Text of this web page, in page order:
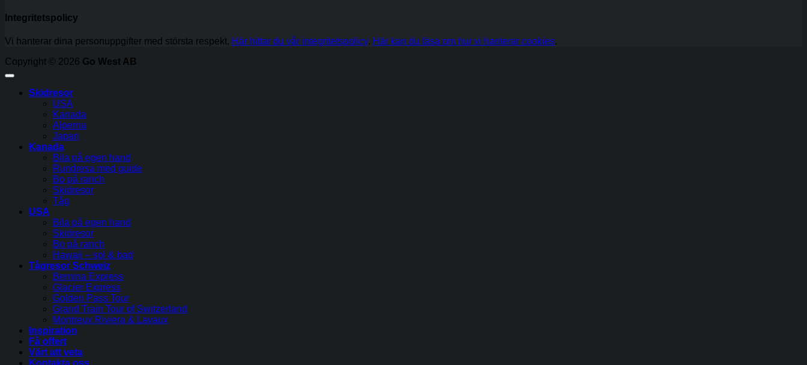
Integritetspolicy
Vi hanterar dina personuppgifter med största respekt. Här hittar du vår integritetspolicy. Här kan du läsa om hur vi hanterar cookies.
Copyright © 2026 Go West AB
Skidresor
USA
Kanada
Alperna
Japan
Kanada
Bila på egen hand
Rundresa med guide
Bo på ranch
Skidresor
Tåg
USA
Bila på egen hand
Skidresor
Bo på ranch
Hawaii – sol & bad
Tågresor Schweiz
Bernina Express
Glacier Express
Golden Pass Tour
Grand Train Tour of Switzerland
Montreux Riviera & Lavaux
Inspiration
Få offert
Värt att veta